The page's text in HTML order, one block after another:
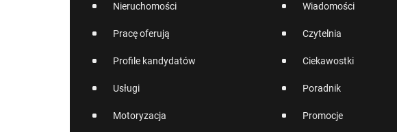
Nieruchomości
Pracę oferują
Profile kandydatów
Usługi
Motoryzacja
Wiadomości
Czytelnia
Ciekawostki
Poradnik
Promocje